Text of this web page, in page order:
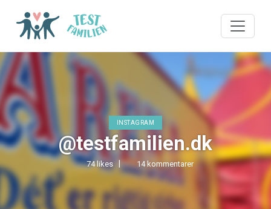
INSTAGRAM
@testfamilien.dk
74 likes 14 kommentarer